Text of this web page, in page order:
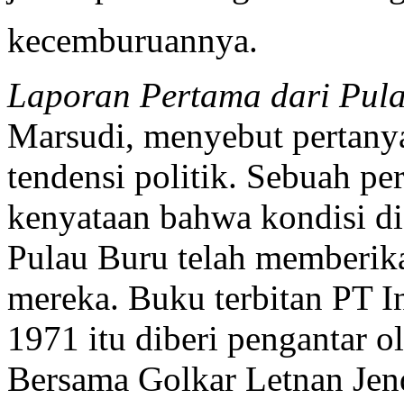
kecemburuannya.
Laporan Pertama dari
Marsudi, menyebut
tendensi politik. Sebuah
kenyataan bahwa kondisi
Pulau Buru telah
mereka. Buku terbitan PT
1971 itu diberi pengantar
Bersama Golkar Letnan